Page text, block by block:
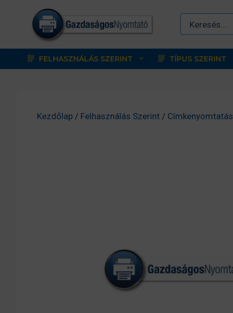
tartalomba
FELHASZNÁLÁS SZERINT TÍPUS SZERINT
Kezdőlap / Felhasználás Szerint / Címkenyomtatás